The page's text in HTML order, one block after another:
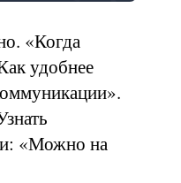
«Когда
удобнее
«Можно на